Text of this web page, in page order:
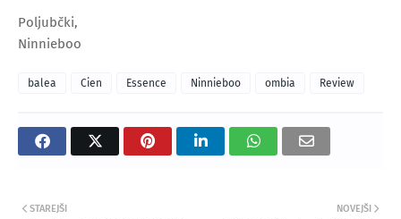
Poljubčki,
Ninnieboo
balea Cien Essence Ninnieboo ombia Review
NOVEJŠI
STAREJŠI